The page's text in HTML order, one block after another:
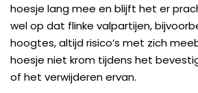
hoesje lang mee en blijft het er
wel op dat flinke valpartijen,
hoogtes, altijd risico’s met zich
hoesje niet krom tijdens het
of het verwijderen ervan.